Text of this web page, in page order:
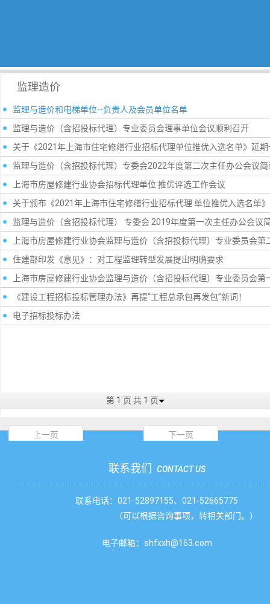
监理造价
监理与造价和电梯单位--负责人及会员单位名单
监理与造价（含招投标代理）专业委员会理事单位会议顺利召开
关于《2021年上海市住宅修缮行业招标代理单位推优入选名单》延
监理与造价（含招投标代理）专委会2022年度第二次主任办公会议简
上海市房屋修建行业协会招标代理单位 推优评选工作会议
关于颁布《2021年上海市住宅修缮行业招标代理 单位推优入选名单
监理与造价（含招投标代理） 专委会 2019年度第一次主任办公会议
上海市房屋修建行业协会监理与造价（含招投标代理）专业委员会
住建部印发《意见》：对工程监理转型发展提出明确要求
上海市房屋修建行业协会监理与造价（含招投标代理）专业委员会
《建设工程招标投标管理办法》再提“工程总承包再发包”新词！
电子招标投标办法
第 1 页 共 1 页
上一页 下一页
联系我们 CONTACT US
联系电话：021-52897155、021-52665775
（可以根据咨询事项，转相关部门。）
电子邮箱：shfxxh@163.com